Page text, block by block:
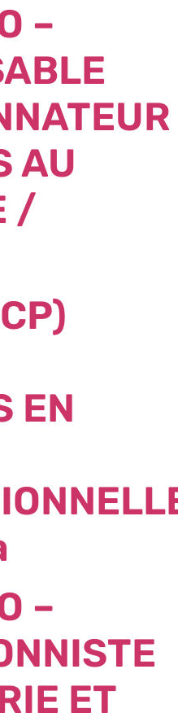
–
AU
/
EN
–
ET